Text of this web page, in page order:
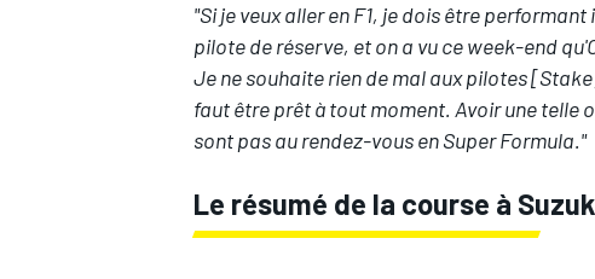
AUTRES CHAMPIONNATS
"Si je veux aller en F1, je dois être
pilote de réserve, et on a vu ce week-end
Je ne souhaite rien de mal aux pilotes
faut être prêt à tout moment. Avoir une telle
sont pas au rendez-vous en Super Formula."
Le résumé de la course à